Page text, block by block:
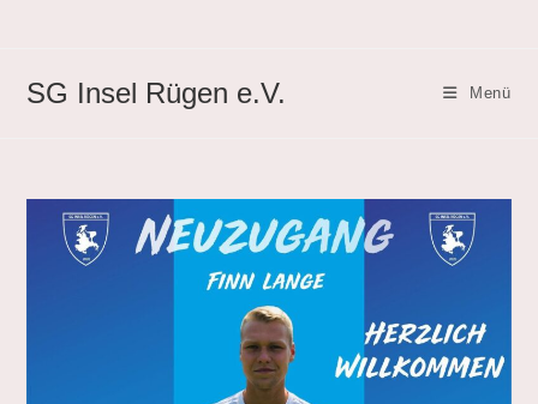
SG Insel Rügen e.V. Menü